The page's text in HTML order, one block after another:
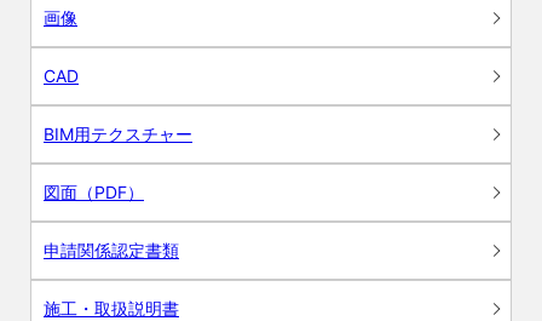
画像
CAD
BIM用テクスチャー
図面（PDF）
申請関係認定書類
施工・取扱説明書